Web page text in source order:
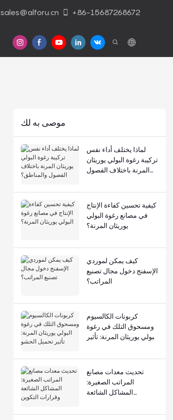
sales@alforu.cn +86-15687268672
موصى به لك
لماذا يختلف أداء نفس
تركيبة رغوة البولي يوريثان
المرنة باختلاف الفصول
كيفية تحسين كفاءة الإنتاج
في مصانع رغوة البولي
يوريثان المرنة؟
كيف يمكن لموردي
الإسفنج دخول مجال تصنيع
المراتب؟
كربونات الكالسيوم
ومسحوق التلك في رغوة
البولي يوريثان المرنة: تأثير
تحديث معدات مصانع
المراتب الصغيرة:
المشاكل الشائعة